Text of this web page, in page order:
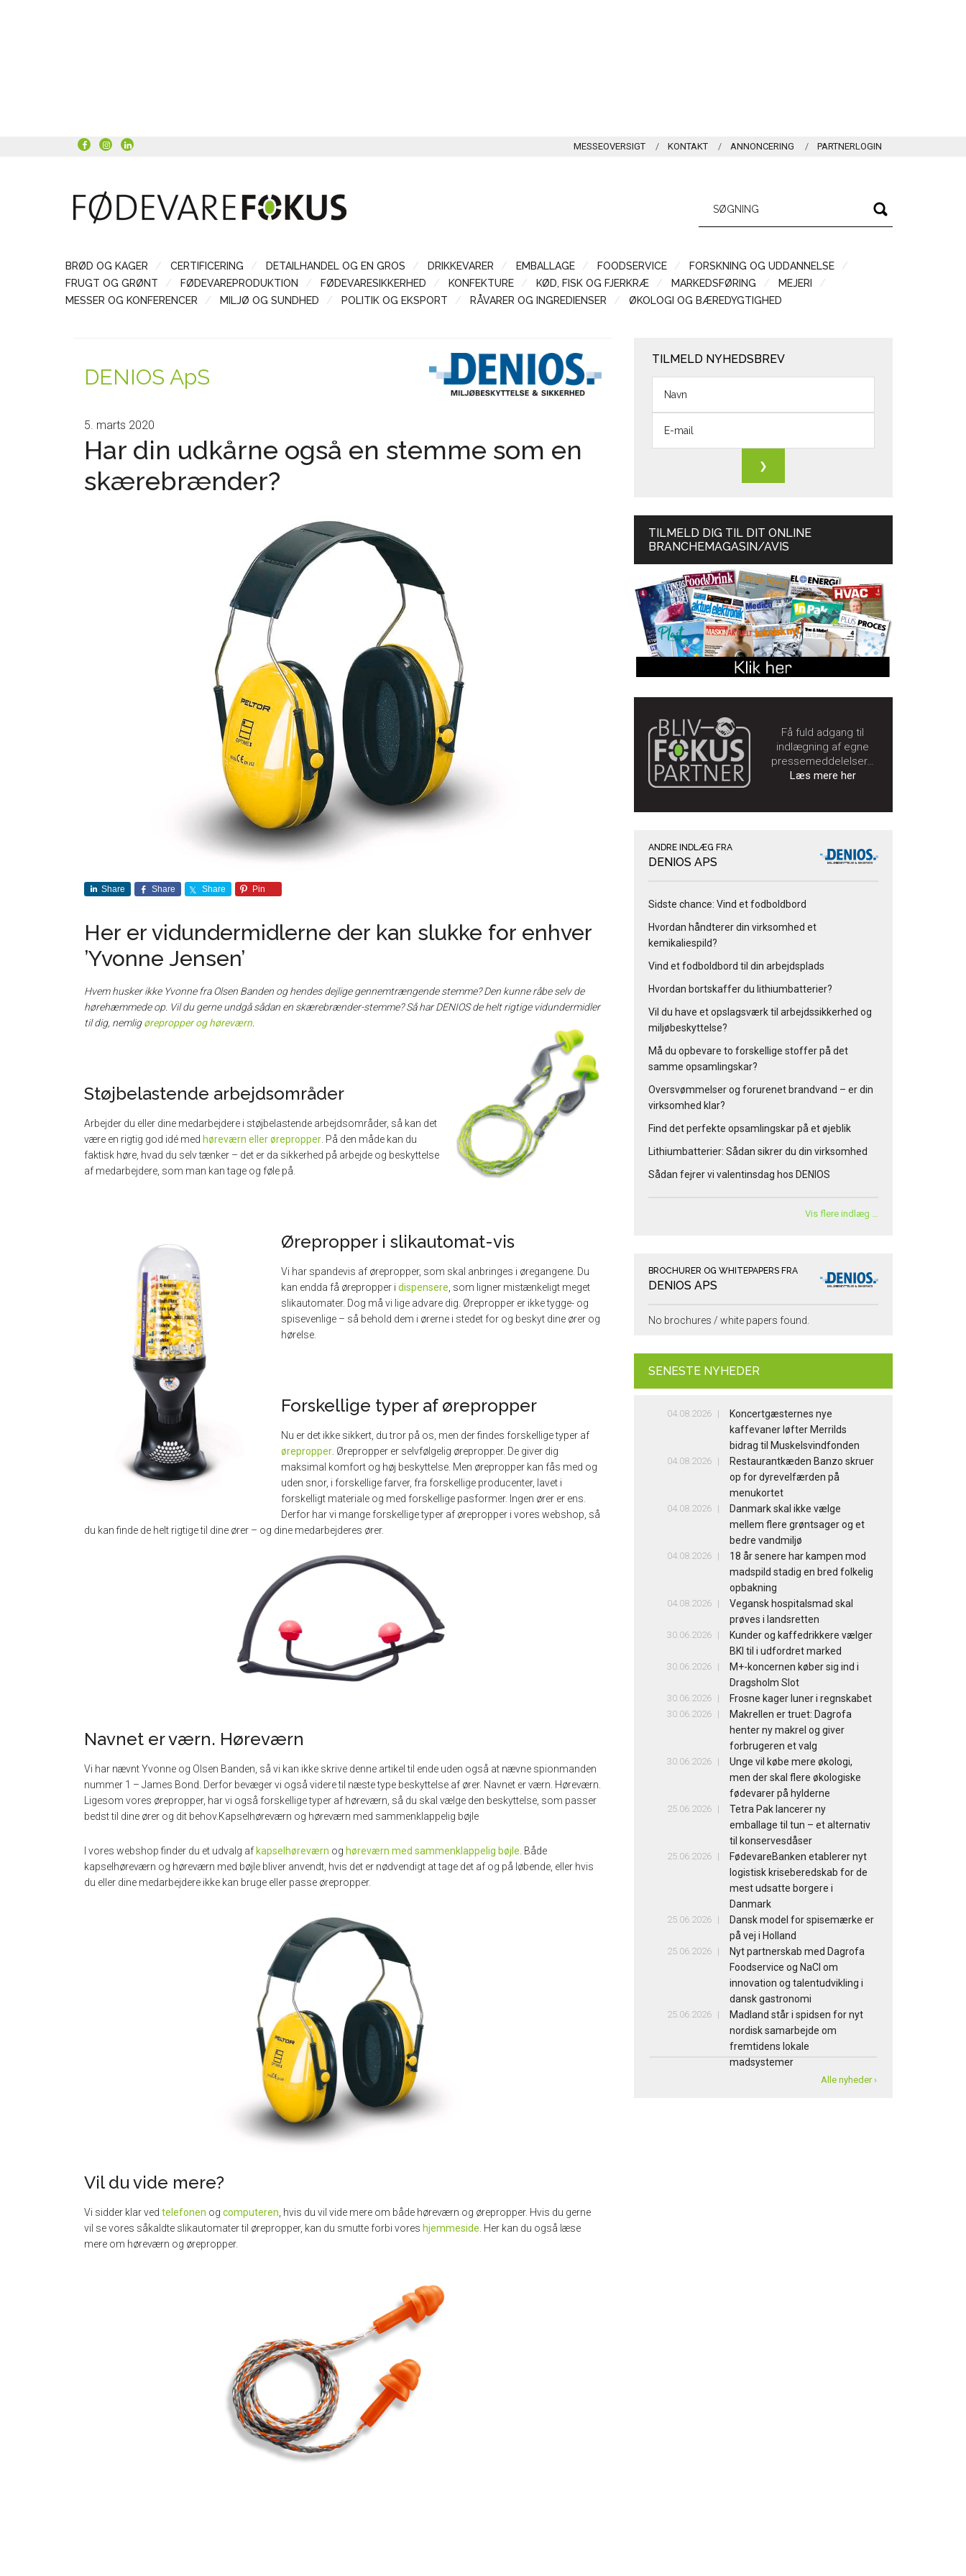
MESSEOVERSIGT KONTAKT ANNONCERING PARTNERLOGIN
BRØD OG KAGER CERTIFICERING DETAILHANDEL OG EN GROS DRIKKEVARER EMBALLAGE FOODSERVICE
FORSKNING OG UDDANNELSE
FRUGT OG GRØNT
FØDEVAREPRODUKTION FØDEVARESIKKERHED KONFEKTURE KØD, FISK OG FJERKRÆ MARKEDSFØRING
MEJERI
MESSER OG KONFERENCER
MILJØ OG SUNDHED POLITIK OG EKSPORT RÅVARER OG INGREDIENSER ØKOLOGI OG BÆREDYGTIGHED
DENIOS ApS
5. marts 2020
Har din udkårne også en stemme som en
skærebrænder?
Share Share Share Pin
Her er vidundermidlerne der kan slukke for enhver
’Yvonne Jensen’
Hvem husker ikke Yvonne fra Olsen Banden og hendes dejlige gennemtrængende stemme? Den kunne råbe selv de
hørehæmmede op. Vil du gerne undgå sådan en skærebrænder-stemme? Så har DENIOS de helt rigtige vidundermidler
til dig, nemligørepropper og høreværn
Støjbelastende arbejdsområder
Arbejder du eller dine medarbejdere i støjbelastende arbejdsområder, så kan det
være en rigtig god idé med høreværn eller ørepropper . På den måde kan du
faktisk høre, hvad du selv tænker – det er da sikkerhed på arbejde og beskyttelse
af medarbejdere, som man kan tage og føle på.
Ørepropper i slikautomat-vis
Vi har spandevis af ørepropper, som skal anbringes i øregangene. Du
kan endda få ørepropper i dispensere , som ligner mistænkeligt meget
slikautomater. Dog må vi lige advare dig. Ørepropper er ikke tygge- og
spisevenlige – så behold dem i ørerne i stedet for og beskyt dine ører og
hørelse.
Forskellige typer af ørepropper
Nu er det ikke sikkert, du tror på os, men der findes forskellige typer af
ørepropper . Ørepropper er selvfølgelig ørepropper. De giver dig
maksimal komfort og høj beskyttelse. Men ørepropper kan fås med og
uden snor, i forskellige farver, fra forskellige producenter, lavet i
forskelligt materiale og med forskellige pasformer. Ingen ører er ens.
Derfor har vi mange forskellige typer af ørepropper i vores webshop, så
du kan finde de helt rigtige til dine ører – og dine medarbejderes ører.
Navnet er værn. Høreværn
Vi har nævnt Yvonne og Olsen Banden, så vi kan ikke skrive denne artikel til ende uden også at nævne spionmanden
nummer 1 – James Bond. Derfor bevæger vi også videre til næste type beskyttelse af ører. Navnet er værn. Høreværn.
Ligesom vores ørepropper, har vi også forskellige typer af høreværn, så du skal vælge den beskyttelse, som passer
bedst til dine ører og dit behov.Kapselhøreværn og høreværn med sammenklappelig bøjle
I vores webshop finder du et udvalg afkapselhøreværn og høreværn med sammenklappelig bøjle . Både
kapselhøreværn og høreværn med bøjle bliver anvendt, hvis det er nødvendigt at tage det af og på løbende, eller hvis
du eller dine medarbejdere ikke kan bruge eller passe ørepropper.
Vil du vide mere?
Vi sidder klar ved telefonen og computeren , hvis du vil vide mere om både høreværn og ørepropper. Hvis du gerne
vil se vores såkaldte slikautomater til ørepropper, kan du smutte forbi vores hjemmeside . Her kan du også læse
mere om høreværn og ørepropper.
TILMELD NYHEDSBREV
TILMELD DIG TIL DIT ONLINE
BRANCHEMAGASIN/AVIS
Få fuld adgang til
indlægning af egne
pressemeddelelser…
Læs mere her
ANDRE INDLÆG FRA
DENIOS APS
Sidste chance: Vind et fodboldbord
Hvordan håndterer din virksomhed et
kemikaliespild?
Vind et fodboldbord til din arbejdsplads
Hvordan bortskaffer du lithiumbatterier?
Vil du have et opslagsværk til arbejdssikkerhed og
miljøbeskyttelse?
Må du opbevare to forskellige stoffer på det
samme opsamlingskar?
Oversvømmelser og forurenet brandvand – er din
virksomhed klar?
Find det perfekte opsamlingskar på et øjeblik
Lithiumbatterier: Sådan sikrer du din virksomhed
Sådan fejrer vi valentinsdag hos DENIOS
Vis flere indlæg …
BROCHURER OG WHITEPAPERS FRA
DENIOS APS
No brochures / white papers found.
SENESTE NYHEDER
04.08.2026
Koncertgæsternes nye
kaffevaner løfter Merrilds
bidrag til Muskelsvindfonden
04.08.2026
Restaurantkæden Banzo skruer
op for dyrevelfærden på
menukortet
04.08.2026
Danmark skal ikke vælge
mellem flere grøntsager og et
bedre vandmiljø
04.08.2026
18 år senere har kampen mod
madspild stadig en bred folkelig
opbakning
04.08.2026
Vegansk hospitalsmad skal
prøves i landsretten
30.06.2026
Kunder og kaffedrikkere vælger
BKI til i udfordret marked
30.06.2026
M+-koncernen køber sig ind i
Dragsholm Slot
30.06.2026 Frosne kager luner i regnskabet
30.06.2026
Makrellen er truet: Dagrofa
henter ny makrel og giver
forbrugeren et valg
30.06.2026
Unge vil købe mere økologi,
men der skal flere økologiske
fødevarer på hylderne
25.06.2026
Tetra Pak lancerer ny
emballage til tun – et alternativ
til konservesdåser
25.06.2026
FødevareBanken etablerer nyt
logistisk kriseberedskab for de
mest udsatte borgere i
Danmark
25.06.2026
Dansk model for spisemærke er
på vej i Holland
25.06.2026
Nyt partnerskab med Dagrofa
Foodservice og NaCl om
innovation og talentudvikling i
dansk gastronomi
25.06.2026
Madland står i spidsen for nyt
nordisk samarbejde om
fremtidens lokale
madsystemer
Alle nyheder ›